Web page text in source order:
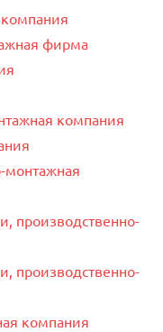
фирма
компания
монтажная
производственно-
производственно-
компания